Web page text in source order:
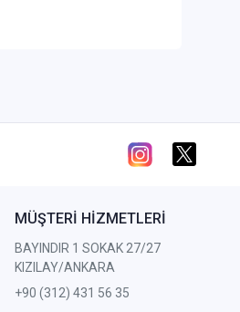
MÜŞTERİ HİZMETLERİ
BAYINDIR 1 SOKAK 27/27
KIZILAY/ANKARA
+90 (312) 431 56 35